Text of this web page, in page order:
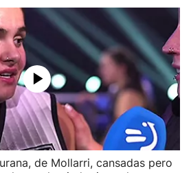
de Mollarri, cansadas pero